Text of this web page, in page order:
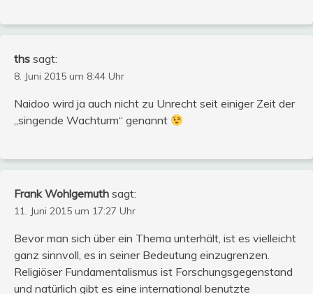
ths sagt:
8. Juni 2015 um 8:44 Uhr
Naidoo wird ja auch nicht zu Unrecht seit einiger Zeit der
„singende Wachturm“ genannt
Frank Wohlgemuth sagt:
11. Juni 2015 um 17:27 Uhr
Bevor man sich über ein Thema unterhält, ist es vielleicht
ganz sinnvoll, es in seiner Bedeutung einzugrenzen.
Religiöser Fundamentalismus ist Forschungsgegenstand
und natürlich gibt es eine international benutzte